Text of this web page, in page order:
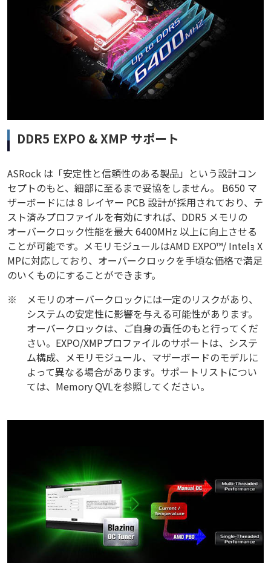
DDR5 EXPO & XMP サポート
ASRock は「安定性と信頼性のある製品」という設計コン
セプトのもと、細部に至るまで妥協をしません。 B650 マ
ザーボードには 8 レイヤー PCB 設計が採用されており、テ
スト済みプロファイルを有効にすれば、DDR5 メモリの
オーバークロック性能を最大 6400MHz 以上に向上させる
ことが可能です。メモリモジュールはAMD EXPO™/ Intelｮ X
MPに対応しており、オーバークロックを手頃な価格で満足
のいくものにすることができます。
※
メモリのオーバークロックには一定のリスクがあり、
システムの安定性に影響を与える可能性があります。
オーバークロックは、ご自身の責任のもと行ってくだ
さい。EXPO/XMPプロファイルのサポートは、システ
ム構成、メモリモジュール、マザーボードのモデルに
よって異なる場合があります。サポートリストについ
ては、Memory QVLを参照してください。